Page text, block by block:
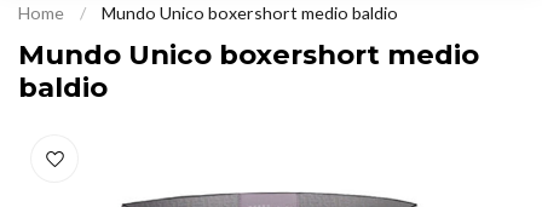
Home / Mundo Unico boxershort medio baldio
Mundo Unico boxershort medio
baldio